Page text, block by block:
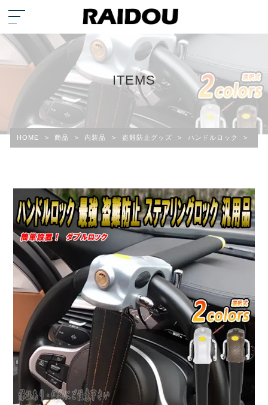
ITEMS
HOME > 商品 > 内装品 > 盗難防止グッズ > ハンドルロック >